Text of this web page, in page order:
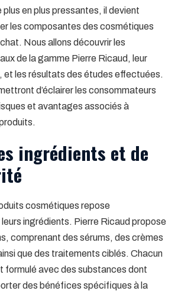
en plus pressantes, il devient
les composantes des cosmétiques
Nous allons découvrir les
de la gamme Pierre Ricaud, leur
et les résultats des études effectuées.
d’éclairer les consommateurs
et avantages associés à
ingrédients et de
cosmétiques repose
ingrédients. Pierre Ricaud propose
comprenant des sérums, des crèmes
que des traitements ciblés. Chacun
formulé avec des substances dont
des bénéfices spécifiques à la